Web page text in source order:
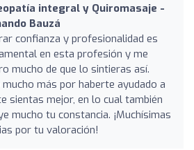
integral y Quiromasaje -
Bauzá
confianza y profesionalidad es
en esta profesión y me
mucho de que lo sintieras así.
mucho más por haberte ayudado a
sientas mejor, en lo cual también
mucho tu constancia. ¡Muchísimas
por tu valoración!